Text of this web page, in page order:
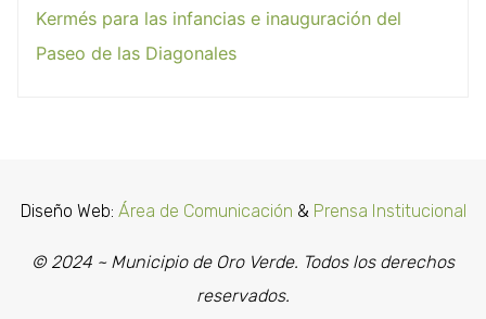
Kermés para las infancias e inauguración del
Paseo de las Diagonales
Diseño Web: Área de Comunicación & Prensa Institucional
© 2024 ~ Municipio de Oro Verde. Todos los derechos
reservados.